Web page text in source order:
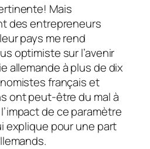
Mais
des entrepreneurs
pays me rend
optimiste sur l’avenir
allemande à plus de dix
français et
ont peut-être du mal à
de ce paramètre
explique pour une part